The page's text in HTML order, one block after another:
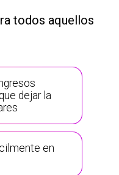
todos aquellos
dejar la
en